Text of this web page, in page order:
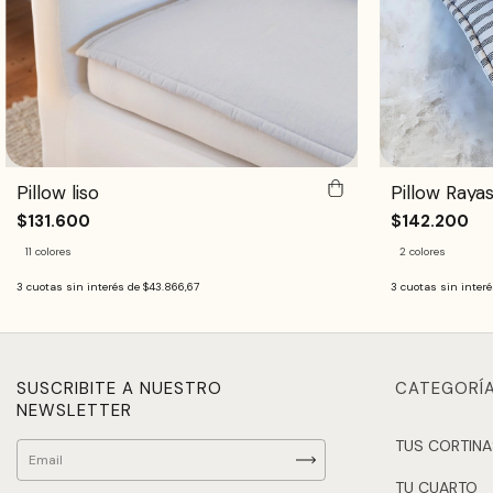
Pillow liso
$131.600
11 colores
3 cuotas sin interés de $43.866,67
Pillow Rayas
$142.200
2 colores
3 cuotas sin
SUSCRIBITE A NUESTRO
NEWSLETTER
TUS
TU CUARTO